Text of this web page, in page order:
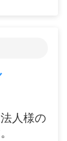
人様の